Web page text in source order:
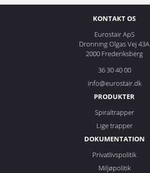
KONTAKT OS
Eurostair ApS
Dronning Olgas Vej 43A
2000 Frederiksberg
36 30 40 00
info@eurostair.dk
PRODUKTER
Spiraltrapper
Lige trapper
DOKUMENTATION
Privatlivspolitik
Miljøpolitik